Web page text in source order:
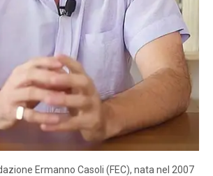
Ermanno Casoli (FEC), nata nel 2007